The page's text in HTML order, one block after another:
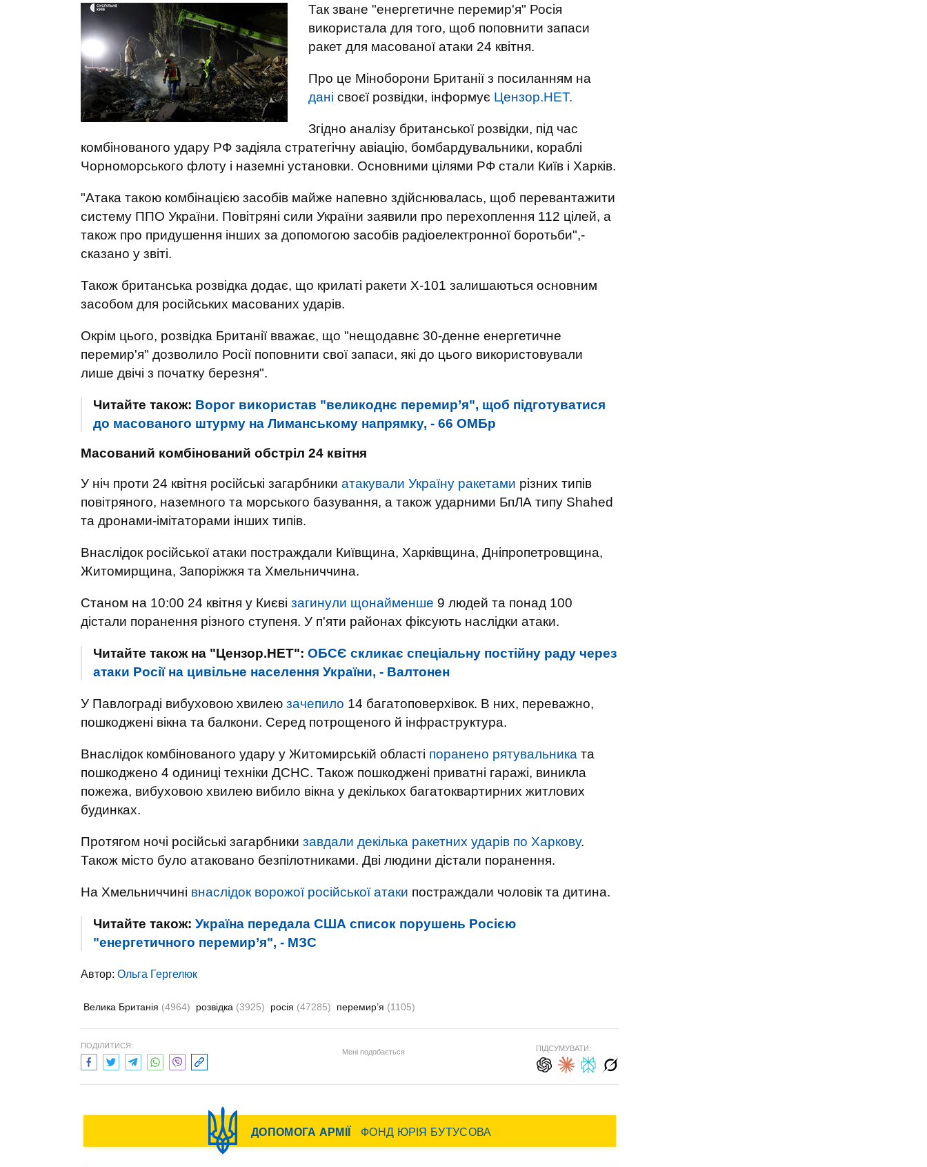
Так зване "енергетичне перемир'я" Росія
використала для того, щоб поповнити запаси
ракет для масованої атаки 24 квітня.
Про це Міноборони Британії з посиланням на
дані своєї розвідки, інформує Цензор.НЕТ.
Згідно аналізу британської розвідки, під час
комбінованого удару РФ задіяла стратегічну авіацію, бомбардувальники, кораблі
Чорноморського флоту і наземні установки. Основними цілями РФ стали Київ і Харків.
"Атака такою комбінацією засобів майже напевно здійснювалась, щоб перевантажити
систему ППО України. Повітряні сили України заявили про перехоплення 112 цілей, а
також про придушення інших за допомогою засобів радіоелектронної боротьби",-
сказано у звіті.
Також британська розвідка додає, що крилаті ракети Х-101 залишаються основним
засобом для російських масованих ударів.
Окрім цього, розвідка Британії вважає, що "нещодавнє 30-денне енергетичне
перемир'я" дозволило Росії поповнити свої запаси, які до цього використовували
лише двічі з початку березня".
Читайте також: Ворог використав "великоднє перемир’я", щоб підготуватися
до масованого штурму на Лиманському напрямку, - 66 ОМБр
Масований комбінований обстріл 24 квітня
У ніч проти 24 квітня російські загарбники атакували Україну ракетами різних типів
повітряного, наземного та морського базування, а також ударними БпЛА типу Shahed
та дронами-імітаторами інших типів.
Внаслідок російської атаки постраждали Київщина, Харківщина, Дніпропетровщина,
Житомирщина, Запоріжжя та Хмельниччина.
Станом на 10:00 24 квітня у Києві загинули щонайменше 9 людей та понад 100
дістали поранення різного ступеня. У п'яти районах фіксують наслідки атаки.
Читайте також на "Цензор.НЕТ": ОБСЄ скликає спеціальну постійну раду через
атаки Росії на цивільне населення України, - Валтонен
У Павлограді вибуховою хвилею зачепило 14 багатоповерхівок. В них, переважно,
пошкоджені вікна та балкони. Серед потрощеного й інфраструктура.
Внаслідок комбінованого удару у Житомирській області поранено рятувальника та
пошкоджено 4 одиниці техніки ДСНС. Також пошкоджені приватні гаражі, виникла
пожежа, вибуховою хвилею вибило вікна у декількох багатоквартирних житлових
будинках.
Протягом ночі російські загарбники завдали декілька ракетних ударів по Харкову.
Також місто було атаковано безпілотниками. Дві людини дістали поранення.
На Хмельниччині внаслідок ворожої російської атаки постраждали чоловік та дитина.
Читайте також: Україна передала США список порушень Росією
"енергетичного перемир’я", - МЗС
Автор: Ольга Гергелюк
Велика Британія (4964) розвідка (3925) росія (47285) перемир’я (1105)
ПОДІЛИТИСЯ:
Мені подобається ПІДСУМУВАТИ: